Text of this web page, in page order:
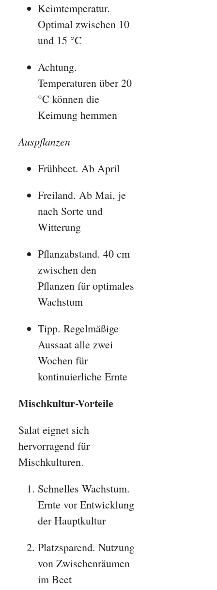
Keimtemperatur.
Optimal zwischen 10
und 15 °C
Achtung.
Temperaturen über 20
°C können die
Keimung hemmen
Auspflanzen
Frühbeet. Ab April
Freiland. Ab Mai, je
nach Sorte und
Witterung
Pflanzabstand. 40 cm
zwischen den
Pflanzen für optimales
Wachstum
Tipp. Regelmäßige
Aussaat alle zwei
Wochen für
kontinuierliche Ernte
Mischkultur-Vorteile
Salat eignet sich
hervorragend für
Mischkulturen.
Schnelles Wachstum.
Ernte vor Entwicklung
der Hauptkultur
Platzsparend. Nutzung
von Zwischenräumen
im Beet